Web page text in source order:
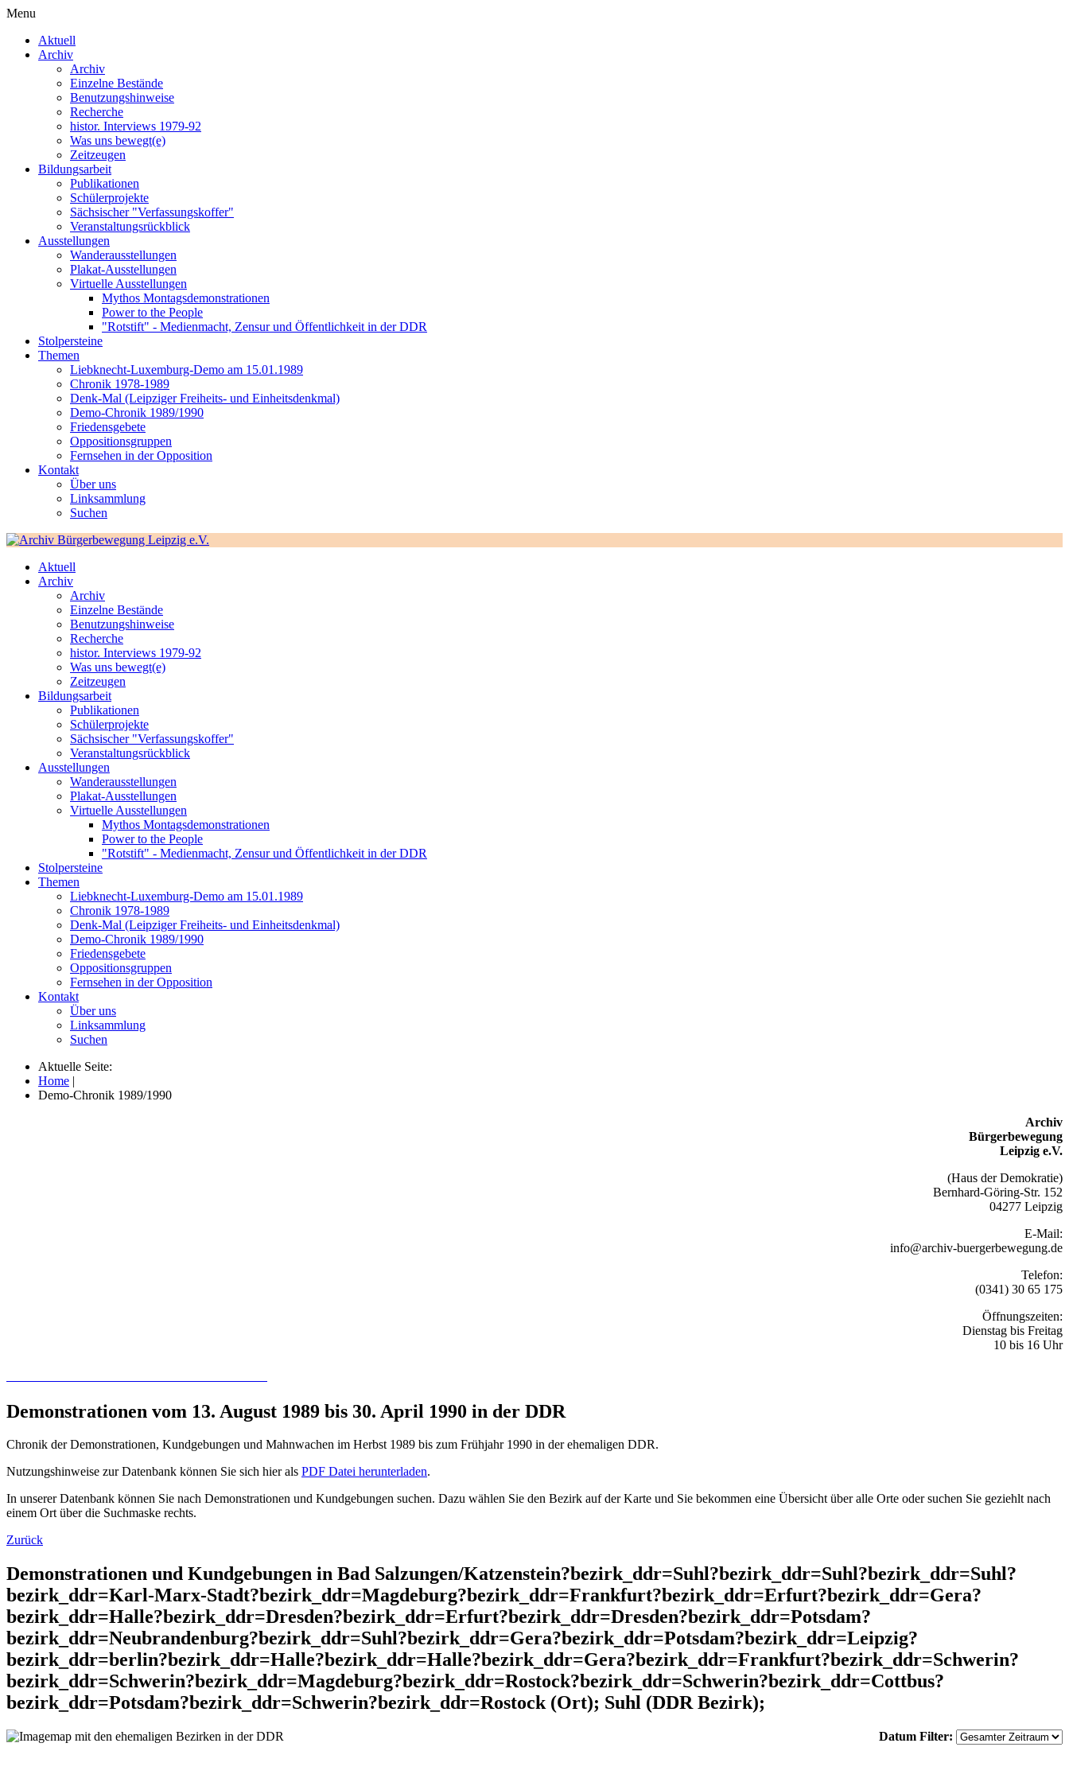
Menu
Aktuell
Archiv
Archiv
Einzelne Bestände
Benutzungshinweise
Recherche
histor. Interviews 1979-92
Was uns bewegt(e)
Zeitzeugen
Bildungsarbeit
Publikationen
Schülerprojekte
Sächsischer "Verfassungskoffer"
Veranstaltungsrückblick
Ausstellungen
Wanderausstellungen
Plakat-Ausstellungen
Virtuelle Ausstellungen
Mythos Montagsdemonstrationen
Power to the People
"Rotstift" - Medienmacht, Zensur und Öffentlichkeit in der DDR
Stolpersteine
Themen
Liebknecht-Luxemburg-Demo am 15.01.1989
Chronik 1978-1989
Denk-Mal (Leipziger Freiheits- und Einheitsdenkmal)
Demo-Chronik 1989/1990
Friedensgebete
Oppositionsgruppen
Fernsehen in der Opposition
Kontakt
Über uns
Linksammlung
Suchen
Aktuell
Archiv
Archiv
Einzelne Bestände
Benutzungshinweise
Recherche
histor. Interviews 1979-92
Was uns bewegt(e)
Zeitzeugen
Bildungsarbeit
Publikationen
Schülerprojekte
Sächsischer "Verfassungskoffer"
Veranstaltungsrückblick
Ausstellungen
Wanderausstellungen
Plakat-Ausstellungen
Virtuelle Ausstellungen
Mythos Montagsdemonstrationen
Power to the People
"Rotstift" - Medienmacht, Zensur und Öffentlichkeit in der DDR
Stolpersteine
Themen
Liebknecht-Luxemburg-Demo am 15.01.1989
Chronik 1978-1989
Denk-Mal (Leipziger Freiheits- und Einheitsdenkmal)
Demo-Chronik 1989/1990
Friedensgebete
Oppositionsgruppen
Fernsehen in der Opposition
Kontakt
Über uns
Linksammlung
Suchen
Aktuelle Seite:
Home |
Demo-Chronik 1989/1990
Archiv
Bürgerbewegung
Leipzig e.V.
(Haus der Demokratie)
Bernhard-Göring-Str. 152
04277 Leipzig
E-Mail:
info@archiv-buergerbewegung.de
Telefon:
(0341) 30 65 175
Öffnungszeiten:
Dienstag bis Freitag
10 bis 16 Uhr
Demonstrationen vom 13. August 1989 bis 30. April 1990 in der DDR
Chronik der Demonstrationen, Kundgebungen und Mahnwachen im Herbst 1989 bis zum Frühjahr 1990 in der ehemaligen DDR.
Nutzungshinweise zur Datenbank können Sie sich hier als PDF Datei herunterladen.
In unserer Datenbank können Sie nach Demonstrationen und Kundgebungen suchen. Dazu wählen Sie den Bezirk auf der Karte und Sie bekommen eine Übersicht über alle Orte oder suchen Sie geziehlt nach
einem Ort über die Suchmaske rechts.
Zurück
Demonstrationen und Kundgebungen in Bad Salzungen/Katzenstein?bezirk_ddr=Suhl?bezirk_ddr=Suhl?bezirk_ddr=Suhl?
bezirk_ddr=Karl-Marx-Stadt?bezirk_ddr=Magdeburg?bezirk_ddr=Frankfurt?bezirk_ddr=Erfurt?bezirk_ddr=Gera?
bezirk_ddr=Halle?bezirk_ddr=Dresden?bezirk_ddr=Erfurt?bezirk_ddr=Dresden?bezirk_ddr=Potsdam?
bezirk_ddr=Neubrandenburg?bezirk_ddr=Suhl?bezirk_ddr=Gera?bezirk_ddr=Potsdam?bezirk_ddr=Leipzig?
bezirk_ddr=berlin?bezirk_ddr=Halle?bezirk_ddr=Halle?bezirk_ddr=Gera?bezirk_ddr=Frankfurt?bezirk_ddr=Schwerin?
bezirk_ddr=Schwerin?bezirk_ddr=Magdeburg?bezirk_ddr=Rostock?bezirk_ddr=Schwerin?bezirk_ddr=Cottbus?
bezirk_ddr=Potsdam?bezirk_ddr=Schwerin?bezirk_ddr=Rostock (Ort); Suhl (DDR Bezirk);
Datum Filter: